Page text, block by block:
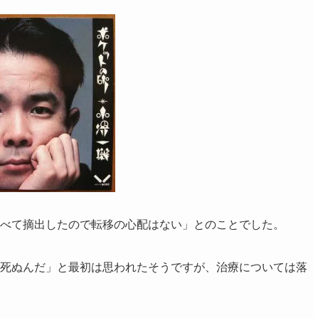
摘出したので転移の心配はない」とのことでした。
ぬんだ」と最初は思われたそうですが、治療については落